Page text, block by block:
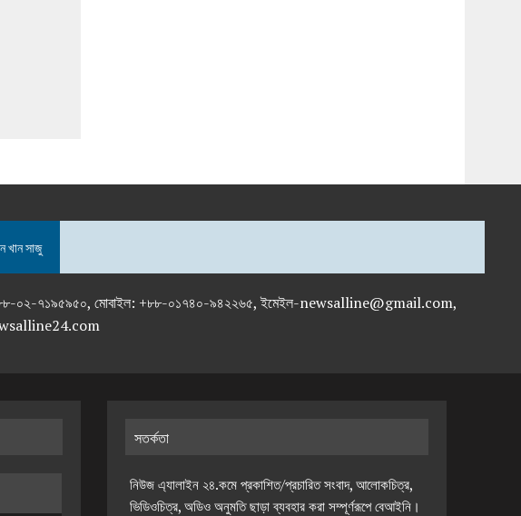
খান সাজু
+৮৮-০২-৭১৯৫৯৫০, মোবাইল: +৮৮-০১৭৪০-৯৪২২৬৫, ইমেইল-newsalline@gmail.com,
সতর্কতা
নিউজ এ্যালাইন ২৪.কমে প্রকাশিত/প্রচারিত সংবাদ, আলোকচিত্র,
ভিডিওচিত্র, অডিও অনুমতি ছাড়া ব্যবহার করা সম্পূর্ণরূপে বেআইনি।